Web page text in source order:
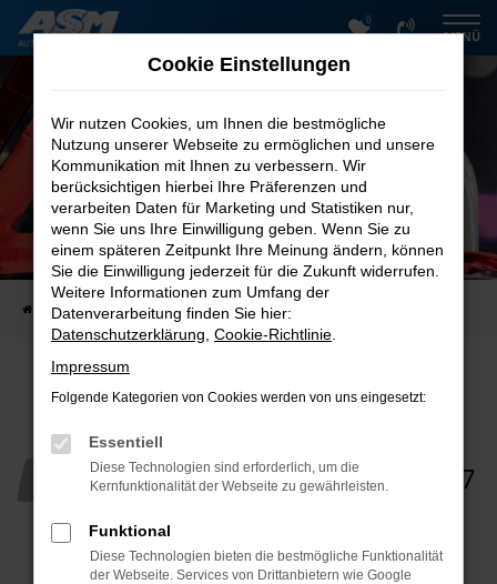
Zum
Hauptinhalt
0
MENÜ
ERSATZTEILE, ZUBEHÖR & REIFEN
Alles aus einer Hand
Startseite Service Ersatzteile, Zubehör & Reifen
+49 3944 - 36 25 127
Cookie Einstellungen
Wir nutzen Cookies, um Ihnen die bestmögliche
Nutzung unserer Webseite zu ermöglichen und unsere
Kommunikation mit Ihnen zu verbessern. Wir
berücksichtigen hierbei Ihre Präferenzen und
verarbeiten Daten für Marketing und Statistiken nur,
wenn Sie uns Ihre Einwilligung geben. Wenn Sie zu
einem späteren Zeitpunkt Ihre Meinung ändern, können
Sie die Einwilligung jederzeit für die Zukunft widerrufen.
Weitere Informationen zum Umfang der
Datenverarbeitung finden Sie hier:
Datenschutzerklärung Cookie-Richtlinie
Impressum
Folgende Kategorien von Cookies werden von uns eingesetzt:
Essentiell
Diese Technologien sind erforderlich, um die
Kernfunktionalität der Webseite zu gewährleisten.
Funktional
Diese Technologien bieten die bestmögliche Funktionalität
der Webseite. Services von Drittanbietern wie Google